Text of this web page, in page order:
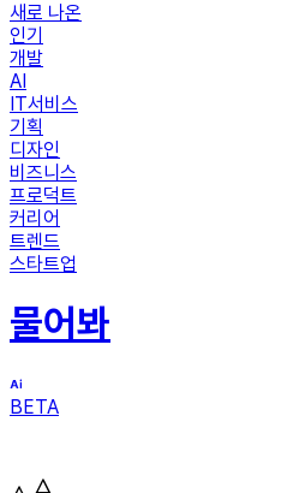
새로 나온
인기
개발
AI
IT서비스
기획
디자인
비즈니스
프로덕트
커리어
트렌드
스타트업
물어봐
BETA